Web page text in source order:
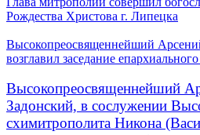
Рождества Христова г. Липецка
Высокопреосвященнейший
возглавил заседание епархиального
Высокопреосвященнейший
Задонский, в сослужении
схимитрополита Никона